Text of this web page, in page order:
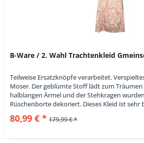
B-Ware / 2. Wahl Trachtenkleid
Teilweise Ersatzknöpfe verarbeitet.
Moser. Der geblümte Stoff lädt zum Träumen
halblangen Ärmel und der Stehkragen
Rüschenborte dekoriert. Dieses Kleid ist sehr
80,99 € * 179,99 € *